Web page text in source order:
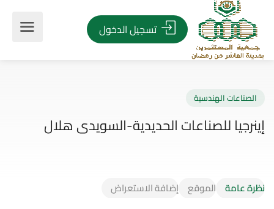
تسجيل الدخول
الهندسية
للصناعات الحديدية-السويدى هلال
نظرة عامة الموقع إضافة الاستعراض